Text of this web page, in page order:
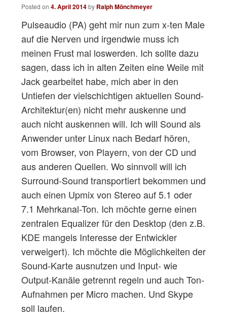
Posted on 4. April 2014by Ralph Mönchmeyer
Pulseaudio (PA) geht mir nun zum x-ten Male
auf die Nerven und irgendwie muss ich
meinen Frust mal loswerden. Ich sollte dazu
sagen, dass ich in alten Zeiten eine Weile mit
Jack gearbeitet habe, mich aber in den
Untiefen der vielschichtigen aktuellen Sound-
Architektur(en) nicht mehr auskenne und
auch nicht auskennen will. Ich will Sound als
Anwender unter Linux nach Bedarf hören,
vom Browser, von Playern, von der CD und
aus anderen Quellen. Wo sinnvoll will ich
Surround-Sound transportiert bekommen und
auch einen Upmix von Stereo auf 5.1 oder
7.1 Mehrkanal-Ton. Ich möchte gerne einen
zentralen Equalizer für den Desktop (den z.B.
KDE mangels Interesse der Entwickler
verweigert). Ich möchte die Möglichkeiten der
Sound-Karte ausnutzen und Input- wie
Output-Kanäle getrennt regeln und auch Ton-
Aufnahmen per Micro machen. Und Skype
soll laufen.